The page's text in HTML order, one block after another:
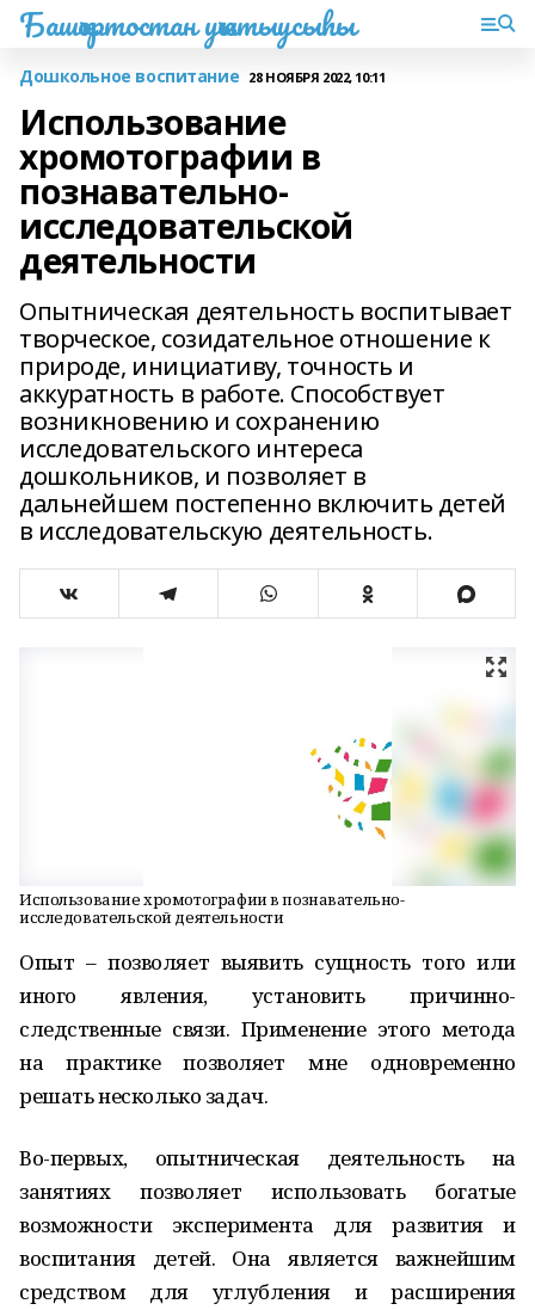
Башҡортостан уҡытыусыһы
Дошкольное воспитание 28 НОЯБРЯ 2022, 10:11
Использование
хромотографии в
познавательно-
исследовательской
деятельности
Опытническая деятельность воспитывает
творческое, созидательное отношение к
природе, инициативу, точность и
аккуратность в работе. Способствует
возникновению и сохранению
исследовательского интереса
дошкольников, и позволяет в
дальнейшем постепенно включить детей
в исследовательскую деятельность.
Использование хромотографии в познавательно-
исследовательской деятельности
Опыт – позволяет выявить сущность того или
иного явления, установить причинно-
следственные связи. Применение этого метода
на практике позволяет мне одновременно
решать несколько задач.
Во-первых, опытническая деятельность на
занятиях позволяет использовать богатые
возможности эксперимента для развития и
воспитания детей. Она является важнейшим
средством для углубления и расширения